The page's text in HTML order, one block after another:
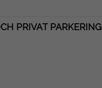
utomhusmöten eller skapa
Dessutom ligger det bara
minuter med bil från de
PRIVAT PARKERING